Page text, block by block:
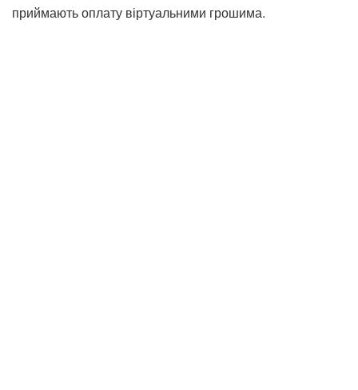
приймають оплату віртуальними грошима.